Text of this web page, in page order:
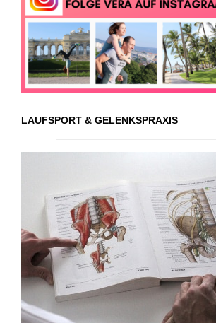
LAUFSPORT & GELENKSPRAXIS